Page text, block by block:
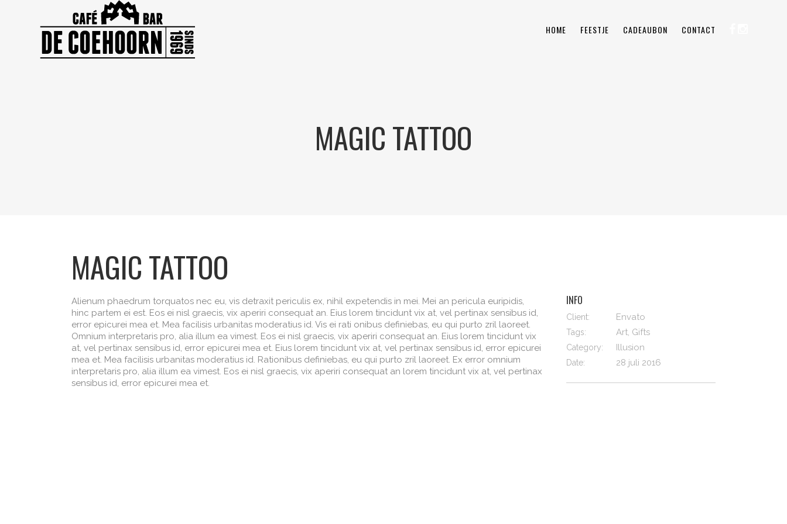
HOME FEESTJE CADEAUBON CONTACT
MAGIC TATTOO
MAGIC TATTOO
Alienum phaedrum torquatos nec eu, vis detraxit periculis ex, nihil expetendis in mei. Mei an pericula euripidis,
hinc partem ei est. Eos ei nisl graecis, vix aperiri consequat an. Eius lorem tincidunt vix at, vel pertinax sensibus id,
error epicurei mea et. Mea facilisis urbanitas moderatius id. Vis ei rati onibus definiebas, eu qui purto zril laoreet.
Omnium interpretaris pro, alia illum ea vimest. Eos ei nisl graecis, vix aperiri consequat an. Eius lorem tincidunt vix
at, vel pertinax sensibus id, error epicurei mea et. Eius lorem tincidunt vix at, vel pertinax sensibus id, error epicurei
mea et. Mea facilisis urbanitas moderatius id. Rationibus definiebas, eu qui purto zril laoreet. Ex error omnium
interpretaris pro, alia illum ea vimest. Eos ei nisl graecis, vix aperiri consequat an lorem tincidunt vix at, vel pertinax
sensibus id, error epicurei mea et.
INFO
Client: Envato
Tags: Art, Gifts
Category: Illusion
Date: 28 juli 2016